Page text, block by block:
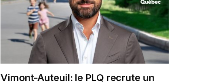
Vimont-Auteuil: le PLQ recrute un